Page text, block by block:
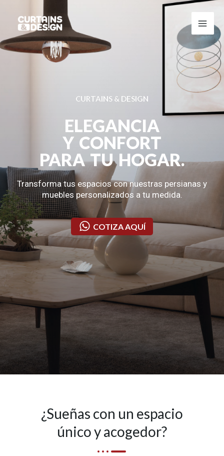
contenido
CURTAINS & DESIGN
ELEGANCIA
Y CONFORT
PARA TU HOGAR.
Transforma tus espacios con nuestras persianas y
muebles personalizados a tu medida.
COTIZA AQUÍ
¿Sueñas con un espacio
único y acogedor?​